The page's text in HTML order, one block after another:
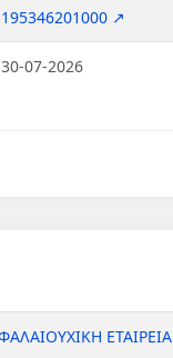
195346201000 ↗
30-07-2026
ΕΤΑΙΡΕΙΑ